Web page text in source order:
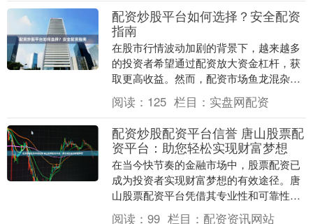
配资炒股平台如何选择？安全配资
指南
在股市行情波动加剧的背景下，越来越多
的投资者希望通过配资放大资金杠杆，获
取更高收益。然而，配资市场鱼龙混杂，
如何选择一个安全可靠的配资平台成为投
资者面临的首要问....
阅读： 125 栏目： 实盘网配资
配资炒股配资平台信誉 唐山股票配
资平台：助您轻松实现财富梦想
在当今快节奏的金融市场中，股票配资已
成为投资者实现财富梦想的有效途径。唐
山股票配资平台凭借其专业性和可靠性配
资炒股配资平台信誉，为投资者提供了绝
阅读： 99 栏目： 配资资讯网站